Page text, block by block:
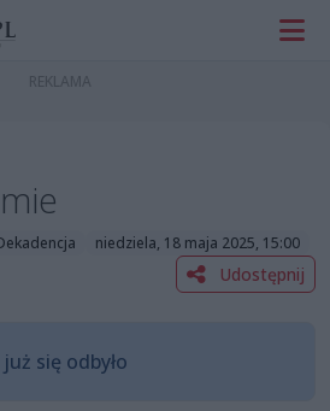
niedziela, 18 maja 2025, 15:00
Udostępnij
się odbyło